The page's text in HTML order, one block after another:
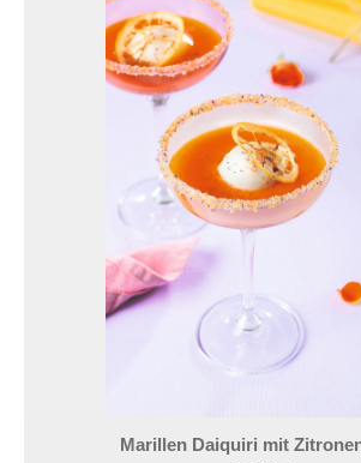
ÜBER UNS
KONTAKT
Marillen Daiquiri mit